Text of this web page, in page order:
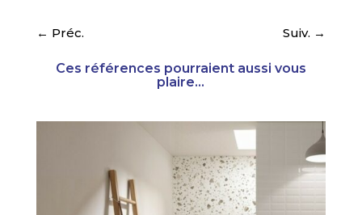
← Préc. Suiv. →
Ces références pourraient aussi vous
plaire...